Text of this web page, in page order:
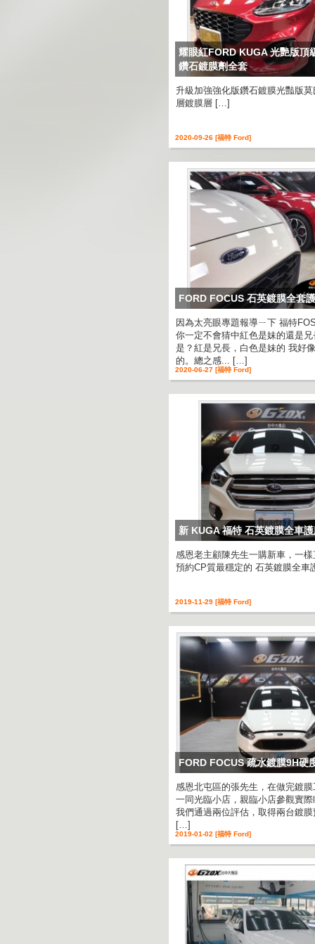
耀眼紅FORD KUGA 光艷版頂
鑽石鍍膜劑全套
升級加強強化版鑽石鍍膜光豔版
層鍍膜層 […]
2020-09-26 [福特 Ford]
FORD FOCUS 石英鍍膜全套
因為太亮眼專題報導ㄧ下 福特
你一定不會猜中紅色是妹的還是
是？紅是兄長，白色是妹的 我好
的。總之感... […]
2020-06-27 [福特 Ford]
新 KUGA 福特 石英鍍膜全車
感恩老主顧陳先生一購新車，一
預約CP質最穩定的 石英鍍膜全
2019-11-29 [福特 Ford]
FORD FOCUS 疏水鍍膜9H硬
感恩北屯區的張先生，在做完鍍
一同光臨小店，親臨小店參觀實
我們通過兩位評估，取得兩台鍍
[…]
2019-01-02 [福特 Ford]